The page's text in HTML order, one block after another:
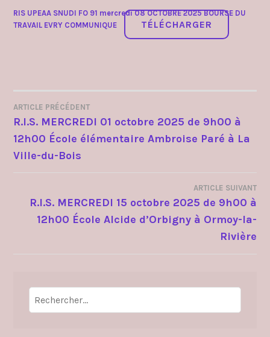
RIS UPEAA SNUDI FO 91 mercredi 08 OCTOBRE 2025 BOURSE DU
TRAVAIL EVRY COMMUNIQUE
TÉLÉCHARGER
NAVIGATION
DE
ARTICLE PRÉCÉDENT
R.I.S. MERCREDI 01 octobre 2025 de 9h00 à
12h00 École élémentaire Ambroise Paré à La
Ville-du-Bois
ARTICLE SUIVANT
R.I.S. MERCREDI 15 octobre 2025 de 9h00 à
12h00 École Alcide d’Orbigny à Ormoy-la-
Rivière
Rechercher :